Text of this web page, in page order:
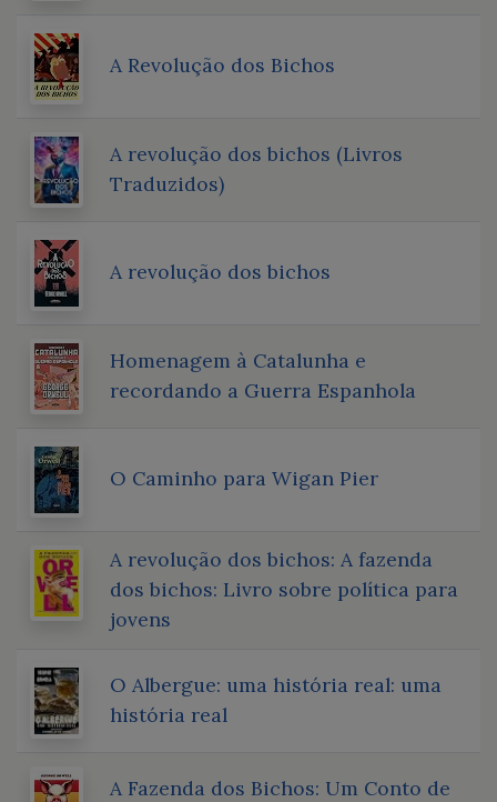
A Revolução dos Bichos
A revolução dos bichos (Livros
Traduzidos)
A revolução dos bichos
Homenagem à Catalunha e
recordando a Guerra Espanhola
O Caminho para Wigan Pier
A revolução dos bichos: A fazenda
dos bichos: Livro sobre política para
jovens
O Albergue: uma história real: uma
história real
A Fazenda dos Bichos: Um Conto de